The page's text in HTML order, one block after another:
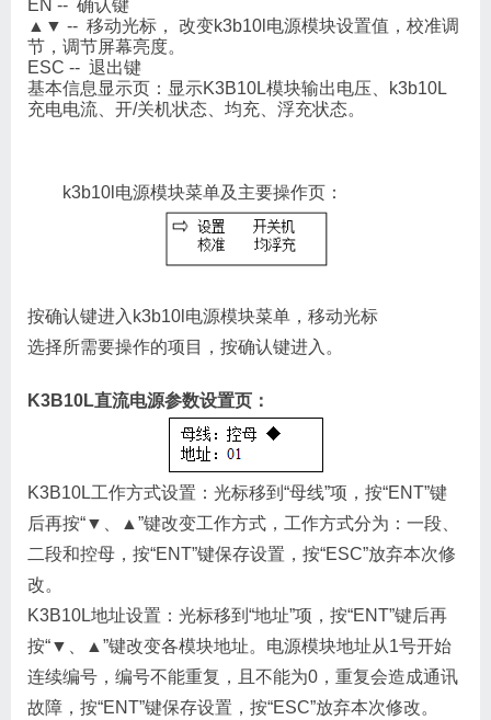
EN -- 确认键
▲▼ -- 移动光标， 改变k3b10l电源模块设置值，校准调
节，调节屏幕亮度。
ESC -- 退出键
基本信息显示页：显示K3B10L模块输出电压、k3b10L
充电电流、开/关机状态、均充、浮充状态。
k3b10l电源模块菜单及主要操作页：
按确认键进入k3b10l电源模块菜单，移动光标
选择所需要操作的项目，按确认键进入。
K3B10L直流电源参数设置页：
K3B10L工作方式设置：光标移到“母线”项，按“ENT”键
后再按“▼、▲”键改变工作方式，工作方式分为：一段、
二段和控母，按“ENT”键保存设置，按“ESC”放弃本次修
改。
K3B10L地址设置：光标移到“地址”项，按“ENT”键后再
按“▼、▲”键改变各模块地址。电源模块地址从1号开始
连续编号，编号不能重复，且不能为0，重复会造成通讯
故障，按“ENT”键保存设置，按“ESC”放弃本次修改。